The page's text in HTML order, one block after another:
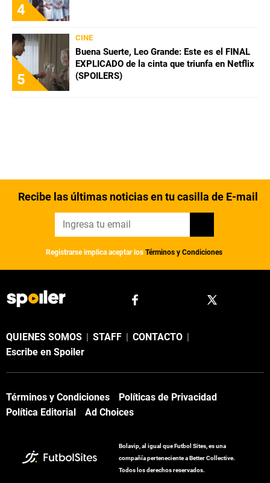
4
5
CINE
Buena Suerte, Leo Grande: Este es el FINAL
EXPLICADO de la cinta que triunfa en Netflix
(SPOILERS)
Recibe las últimas noticias en tu casilla de E-mail
Registrarse implica aceptar los Términos y Condiciones
QUIENES SOMOS | STAFF | CONTACTO |
Escribe en Spoiler
Términos y Condiciones
Políticas de Privacidad
Política Editorial
Ad Choices
Bolavip, al igual que Futbol Sites, es una
compañía perteneciente a Better Collective.
Todos los derechos reservados.